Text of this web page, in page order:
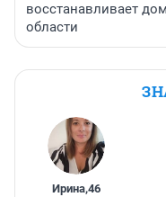
восстанавливает
области
Ирина,46